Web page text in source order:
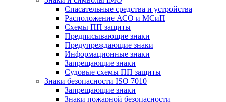
Спасательные средства и устройства
Расположение АСО и МСиП
Схемы ПП защиты
Предписывающие знаки
Предупреждающие знаки
Информационные знаки
Запрещающие знаки
Судовые схемы ПП защиты
Знаки безопасности ISO 7010
Запрещающие знаки
Знаки пожарной безопасности